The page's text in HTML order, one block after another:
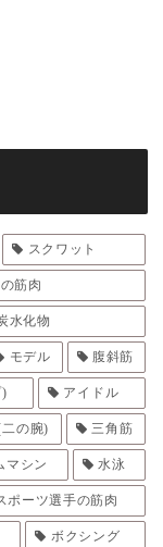
スクワット
筋肉
水化物
モデル 腹斜筋
アイドル
の腕) 三角筋
マシン 水泳
ポーツ選手の筋肉
ボクシング